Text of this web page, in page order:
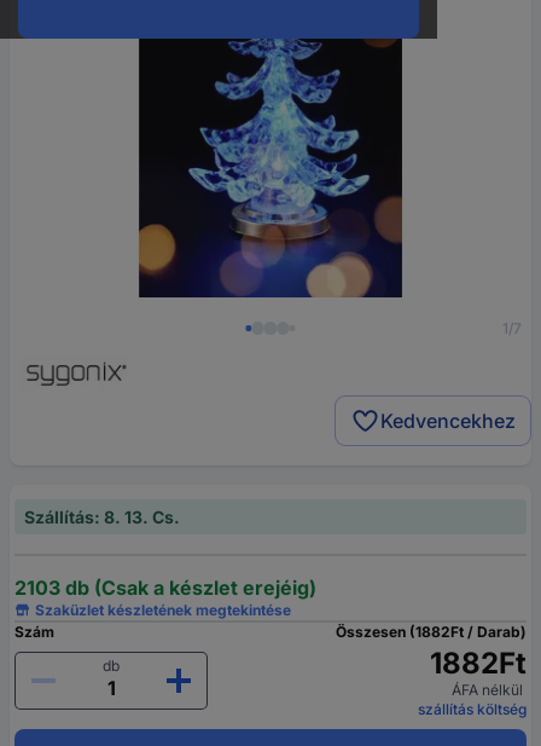
1/7
Kedvencekhez
Szállítás: 8. 13. Cs.
2103 db (Csak a készlet erejéig)
Szaküzlet készletének megtekintése
Szám
db
Összesen (1882Ft / Darab)
1882Ft
ÁFA nélkül
szállítás költség